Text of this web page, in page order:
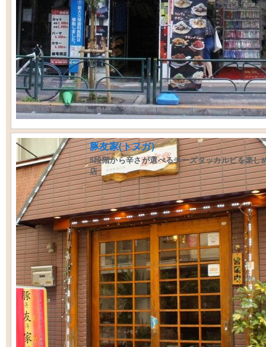
豚友家(トヌガ)
5段階から辛さが選べるチーズタッカルビを楽し
店